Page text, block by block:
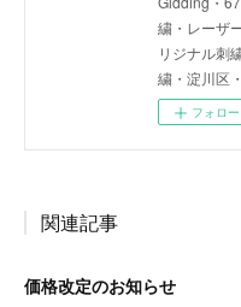
繍・レーザ
リジナル刺
繍・淀川区
フォロー
関連記事
価格改定のお知らせ